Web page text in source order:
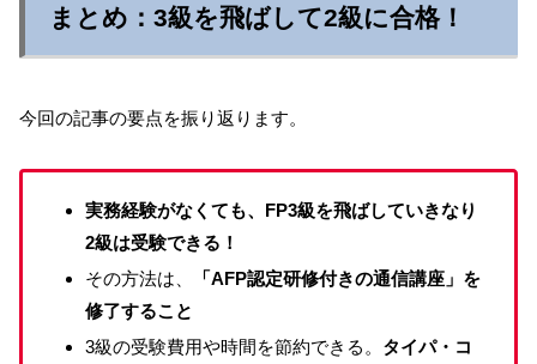
まとめ：3級を飛ばして2級に合格！
今回の記事の要点を振り返ります。
実務経験がなくても、FP3級を飛ばしていきなり
2級は受験できる！
その方法は、
「AFP認定研修付きの通信講座」を
修了すること
3級の受験費用や時間を節約できる。 タイパ・コ